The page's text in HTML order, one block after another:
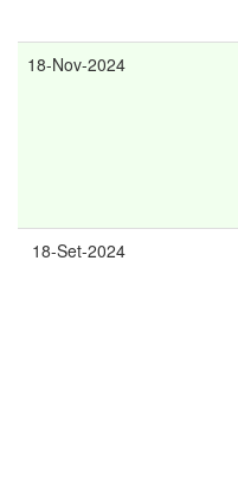
18-Nov-2024
18-Set-2024